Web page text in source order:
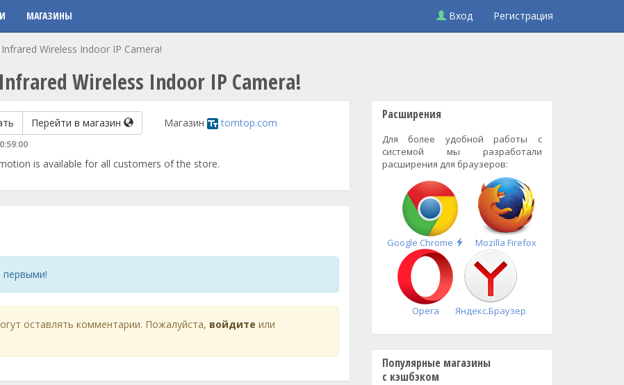
МАГАЗИНЫ Вход Регистрация
Wireless Indoor IP Camera!
Wireless Indoor IP Camera!
Перейти в магазин Магазин tomtop.com
is available for all customers of the store.
первыми!
оставлять комментарии. Пожалуйста, войдите или
Расширения
Для более удобной работы с
системой мы разработали
расширения для браузеров:
Google Chrome
Быстрая
установка
Mozilla Firefox
Opera Яндекс.Браузер
Популярные магазины
с кэшбэком